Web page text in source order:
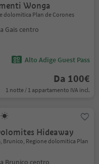
Wonga
dolomitica Plan de Corones
Gais centro
Alto Adige Guest Pass
Da 100€
1 notte / 1 appartamento IVA incl.
Hideaway
Brunico, Regione dolomitica Plan
Brunico centro